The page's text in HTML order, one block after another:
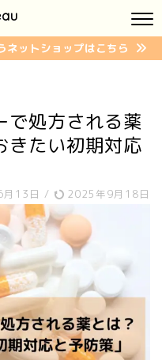
ネットショップはこちら
で処方される薬
きたい初期対応
13日 / 2025年9月18日